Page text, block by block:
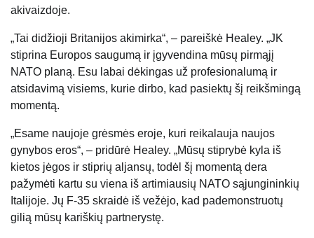
akivaizdoje.
„Tai didžioji Britanijos akimirka“, – pareiškė Healey. „JK
stiprina Europos saugumą ir įgyvendina mūsų pirmąjį
NATO planą. Esu labai dėkingas už profesionalumą ir
atsidavimą visiems, kurie dirbo, kad pasiektų šį reikšmingą
momentą.
„Esame naujoje grėsmės eroje, kuri reikalauja naujos
gynybos eros“, – pridūrė Healey. „Mūsų stiprybė kyla iš
kietos jėgos ir stiprių aljansų, todėl šį momentą dera
pažymėti kartu su viena iš artimiausių NATO sąjungininkių
Italijoje. Jų F-35 skraidė iš vežėjo, kad pademonstruotų
gilią mūsų kariškių partnerystę.